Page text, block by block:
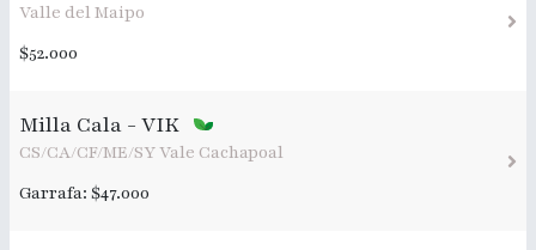
Valle del Maipo
$52.000
Milla Cala - VIK
CS/CA/CF/ME/SY Vale Cachapoal
Garrafa: $47.000